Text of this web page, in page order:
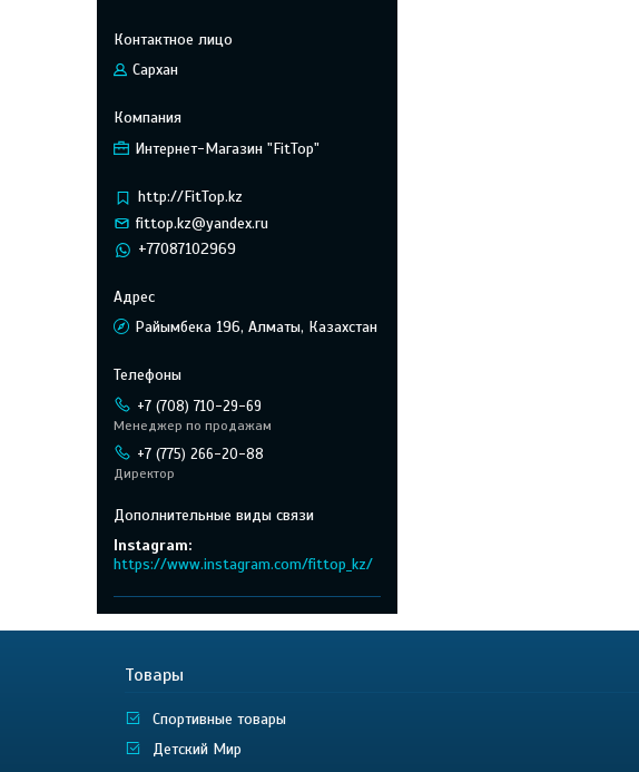
Сархан
Интернет-Магазин "FitTop"
http://FitTop.kz
fittop.kz@yandex.ru
+77087102969
Райымбека 196, Алматы, Казахстан
+7 (708) 710-29-69
Менеджер по продажам
+7 (775) 266-20-88
Директор
Instagram
https://www.instagram.com/fittop_kz/
Товары
Спортивные товары
Детский Мир